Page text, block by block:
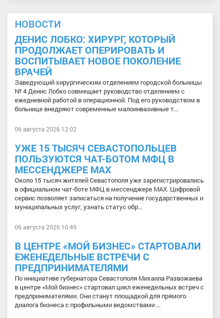
НОВОСТИ
ДЕНИС ЛОБКО: ХИРУРГ, КОТОРЫЙ
ПРОДОЛЖАЕТ ОПЕРИРОВАТЬ И
ВОСПИТЫВАЕТ НОВОЕ ПОКОЛЕНИЕ
ВРАЧЕЙ
Заведующий хирургическим отделением городской больницы
№ 4 Денис Лобко совмещает руководство отделением с
ежедневной работой в операционной. Под его руководством в
больнице внедряют современные малоинвазивные т...
06 августа 2026 12:02
УЖЕ 15 ТЫСЯЧ СЕВАСТОПОЛЬЦЕВ
ПОЛЬЗУЮТСЯ ЧАТ-БОТОМ МФЦ В
МЕССЕНДЖЕРЕ МАХ
Около 15 тысяч жителей Севастополя уже зарегистрировались
в официальном чат-боте МФЦ в мессенджере МАХ. Цифровой
сервис позволяет записаться на получение государственных и
муниципальных услуг, узнать статус обр...
06 августа 2026 10:49
В ЦЕНТРЕ «МОЙ БИЗНЕС» СТАРТОВАЛИ
ЕЖЕНЕДЕЛЬНЫЕ ВСТРЕЧИ С
ПРЕДПРИНИМАТЕЛЯМИ
По инициативе губернатора Севастополя Михаила Развожаева
в центре «Мой бизнес» стартовал цикл еженедельных встреч с
предпринимателями. Они станут площадкой для прямого
диалога бизнеса с профильными ведомствами ...